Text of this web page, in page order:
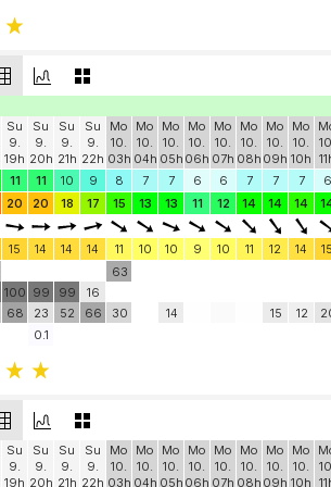
Su
9.
19h
Su
9.
20h
Su
9.
21h
Su
9.
22h
Mo
10.
03h
Mo
10.
04h
Mo
10.
05h
Mo
10.
06h
Mo
10.
07h
Mo
10.
08h
Mo
10.
09h
Mo
10.
10h
11 11 10 9 8 7 7 6 6 7 7 7
6
20 20 18 17 15 13 13 11 12 14 14 14
15 14 14 14 11 10 10 9 10 11 12 14
100
68
99
23
99
52
16
66
63
30 14 15 12
0.1
Su
9.
19h
Su
9.
20h
Su
9.
21h
Su
9.
22h
Mo
10.
03h
Mo
10.
04h
Mo
10.
05h
Mo
10.
06h
Mo
10.
07h
Mo
10.
08h
Mo
10.
09h
Mo
10.
10h